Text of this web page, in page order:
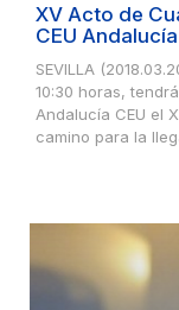
XV Acto de
CEU Andalucía
SEVILLA
10:30 horas,
Andalucía CEU el
camino para la